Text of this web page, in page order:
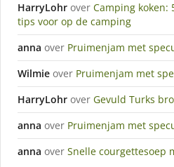
HarryLohr over Camping koken:
tips voor op de camping
anna over Pruimenjam met
Wilmie over Pruimenjam met
HarryLohr over Gevuld Turks
anna over Pruimenjam met
anna over Snelle courgettesoep